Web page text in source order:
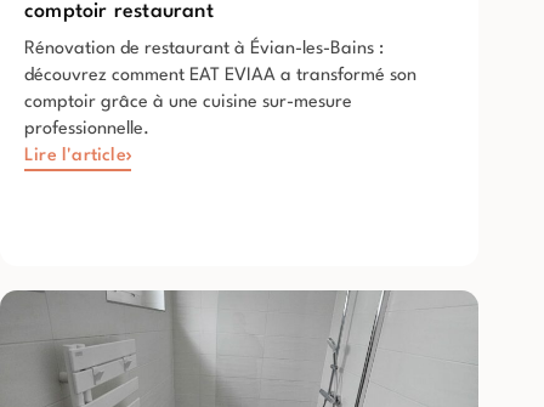
comptoir restaurant
Rénovation de restaurant à Évian-les-Bains :
découvrez comment EAT EVIAA a transformé son
comptoir grâce à une cuisine sur-mesure
professionnelle.
Lire l'article